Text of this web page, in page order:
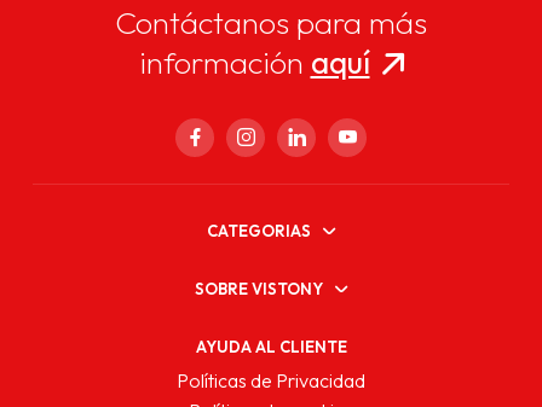
Contáctanos para más
información aquí
CATEGORIAS
SOBRE VISTONY
AYUDA AL CLIENTE
Políticas de Privacidad